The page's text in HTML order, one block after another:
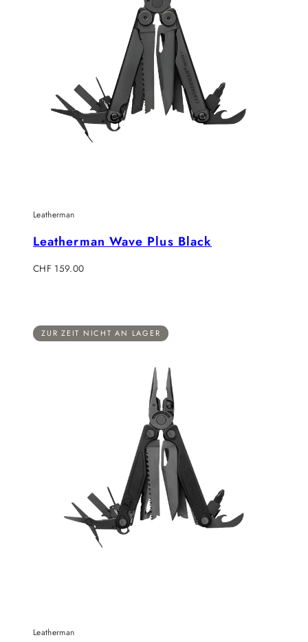
Leatherman
Leatherman Wave Plus Black
Regulärer
CHF 159.00
ZUR ZEIT NICHT AN LAGER
Leatherman